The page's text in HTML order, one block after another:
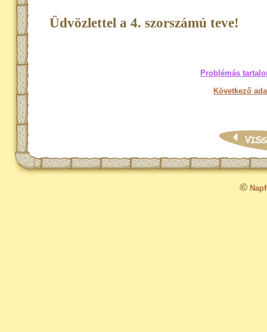
Üdvözlettel a 4. szorszámú teve!
Problémás
Következő
©